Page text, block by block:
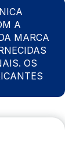
A
MARCA
OS